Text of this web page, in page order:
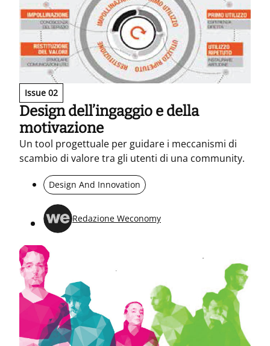
Issue 02
Design dell’ingaggio e della
motivazione
Un tool progettuale per guidare i meccanismi di
scambio di valore tra gli utenti di una community.
Design And Innovation
Redazione Weconomy